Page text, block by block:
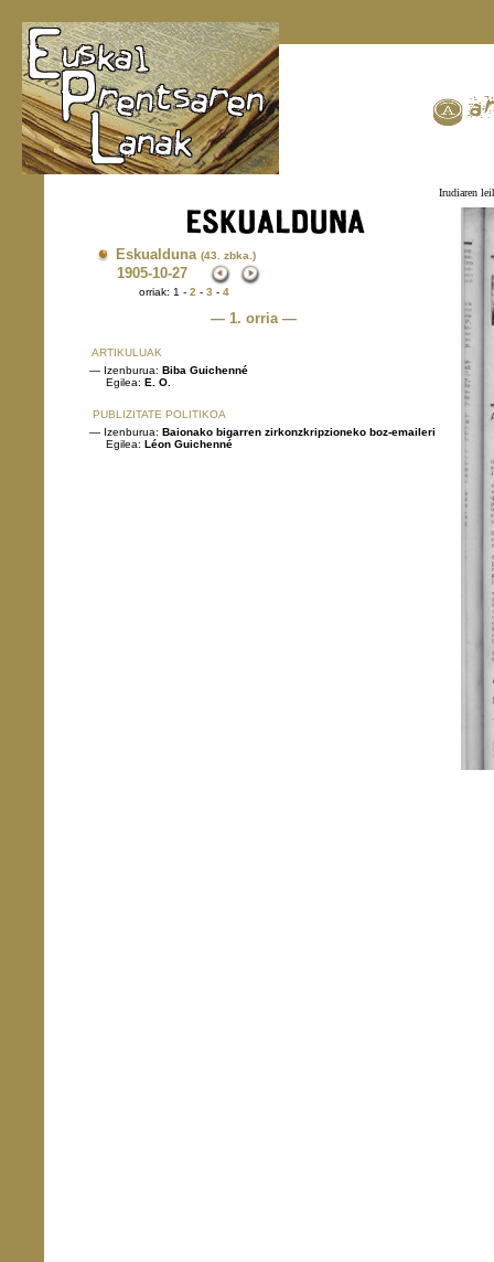
Irudiaren
Eskualduna (43. zbka.)
1905-10-27
orriak: 1 - 2 - 3 - 4
— 1. orria —
ARTIKULUAK
— Izenburua: Biba Guichenné
Egilea: E. O.
PUBLIZITATE POLITIKOA
— Izenburua: Baionako bigarren zirkonzkripzioneko boz-emaileri
Egilea: Léon Guichenné